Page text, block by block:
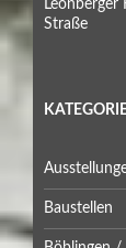
Straße
Baustellen